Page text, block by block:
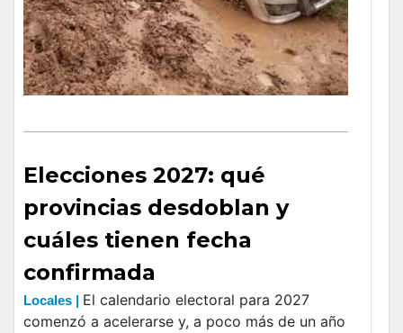
Elecciones 2027: qué
provincias desdoblan y
cuáles tienen fecha
confirmada
Locales | El calendario electoral para 2027
comenzó a acelerarse y, a poco más de un año